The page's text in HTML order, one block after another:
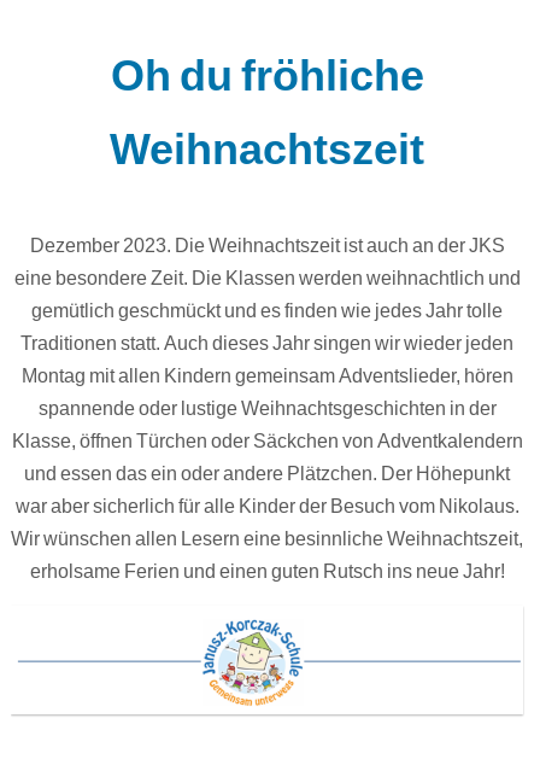
Oh du fröhliche
Weihnachtszeit
Dezember 2023. Die Weihnachtszeit ist auch an der JKS
eine besondere Zeit. Die Klassen werden weihnachtlich und
gemütlich geschmückt und es finden wie jedes Jahr tolle
Traditionen statt. Auch dieses Jahr singen wir wieder jeden
Montag mit allen Kindern gemeinsam Adventslieder, hören
spannende oder lustige Weihnachtsgeschichten in der
Klasse, öffnen Türchen oder Säckchen von Adventkalendern
und essen das ein oder andere Plätzchen. Der Höhepunkt
war aber sicherlich für alle Kinder der Besuch vom Nikolaus.
Wir wünschen allen Lesern eine besinnliche Weihnachtszeit,
erholsame Ferien und einen guten Rutsch ins neue Jahr!